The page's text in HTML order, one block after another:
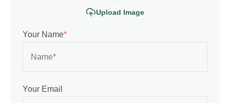
Upload Image
Your Name*
Your Email